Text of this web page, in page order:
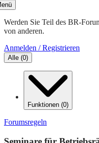
Werden Sie Teil des BR-
von anderen.
Anmelden / Registrieren
Alle (0)
Funktionen (0)
Forumsregeln